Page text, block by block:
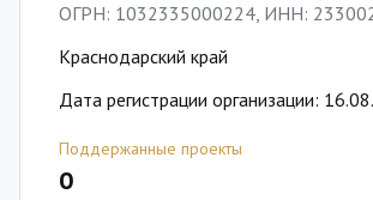
ОГРН: 1032335000224, ИНН:
Краснодарский край
Дата регистрации организации:
Поддержанные проекты
0